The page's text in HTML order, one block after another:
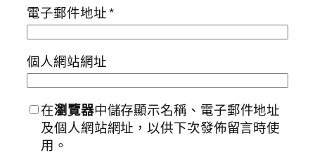
電子郵件地址*
個人網站網址
在瀏覽器中儲存顯示名稱、電子郵件地址
及個人網站網址，以供下次發佈留言時使
用。